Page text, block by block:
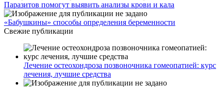
Паразитов помогут выявить анализы крови и кала
«Бабушкины» способы определения беременности
Свежие публикации
Лечение остеохондроза позвоночника гомеопатией: курс
лечения, лучшие средства